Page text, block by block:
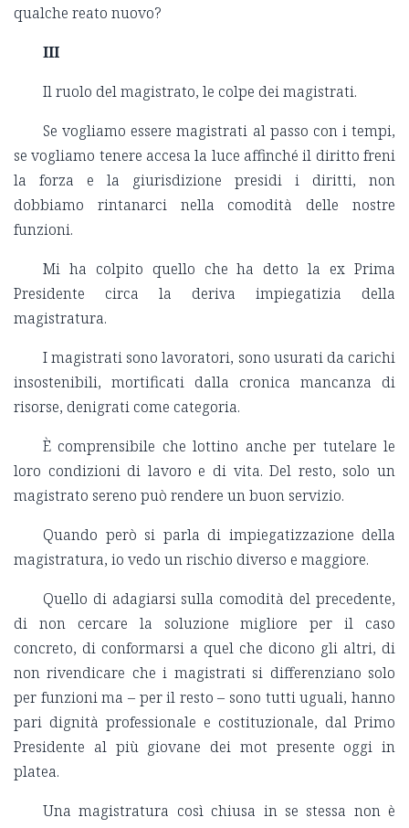
qualche reato nuovo?
III
Il ruolo del magistrato, le colpe dei magistrati.
Se vogliamo essere magistrati al passo con i tempi,
se vogliamo tenere accesa la luce affinché il diritto freni
la forza e la giurisdizione presidi i diritti, non
dobbiamo rintanarci nella comodità delle nostre
funzioni.
Mi ha colpito quello che ha detto la ex Prima
Presidente circa la deriva impiegatizia della
magistratura.
I magistrati sono lavoratori, sono usurati da carichi
insostenibili, mortificati dalla cronica mancanza di
risorse, denigrati come categoria.
È comprensibile che lottino anche per tutelare le
loro condizioni di lavoro e di vita. Del resto, solo un
magistrato sereno può rendere un buon servizio.
Quando però si parla di impiegatizzazione della
magistratura, io vedo un rischio diverso e maggiore.
Quello di adagiarsi sulla comodità del precedente,
di non cercare la soluzione migliore per il caso
concreto, di conformarsi a quel che dicono gli altri, di
non rivendicare che i magistrati si differenziano solo
per funzioni ma – per il resto – sono tutti uguali, hanno
pari dignità professionale e costituzionale, dal Primo
Presidente al più giovane dei mot presente oggi in
platea.
Una magistratura così chiusa in se stessa non è